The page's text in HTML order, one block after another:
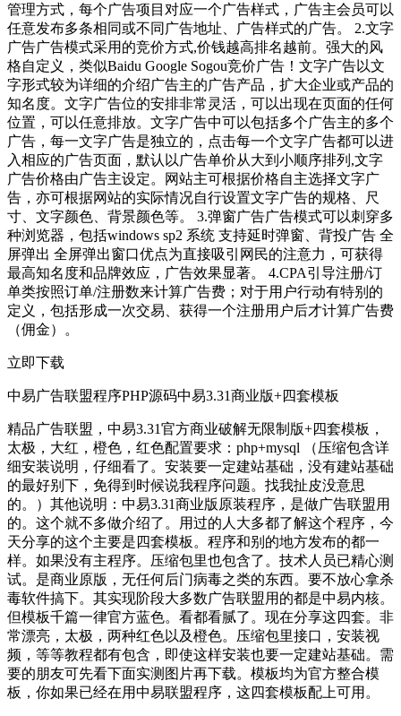
管理方式，每个广告项目对应一个广告样式，广告主会员可以
任意发布多条相同或不同广告地址、广告样式的广告。 2.文字
广告广告模式采用的竞价方式,价钱越高排名越前。强大的风
格自定义，类似Baidu Google Sogou竞价广告！文字广告以文
字形式较为详细的介绍广告主的广告产品，扩大企业或产品的
知名度。文字广告位的安排非常灵活，可以出现在页面的任何
位置，可以任意排放。文字广告中可以包括多个广告主的多个
广告，每一文字广告是独立的，点击每一个文字广告都可以进
入相应的广告页面，默认以广告单价从大到小顺序排列,文字
广告价格由广告主设定。网站主可根据价格自主选择文字广
告，亦可根据网站的实际情况自行设置文字广告的规格、尺
寸、文字颜色、背景颜色等。 3.弹窗广告广告模式可以刺穿多
种浏览器，包括windows sp2 系统 支持延时弹窗、背投广告 全
屏弹出 全屏弹出窗口优点为直接吸引网民的注意力，可获得
最高知名度和品牌效应，广告效果显著。 4.CPA引导注册/订
单类按照订单/注册数来计算广告费；对于用户行动有特别的
定义，包括形成一次交易、获得一个注册用户后才计算广告费
（佣金）。
立即下载
中易广告联盟程序PHP源码中易3.31商业版+四套模板
精品广告联盟，中易3.31官方商业破解无限制版+四套模板，
太极，大红，橙色，红色配置要求：php+mysql （压缩包含详
细安装说明，仔细看了。安装要一定建站基础，没有建站基础
的最好别下，免得到时候说我程序问题。找我扯皮没意思
的。）其他说明：中易3.31商业版原装程序，是做广告联盟用
的。这个就不多做介绍了。用过的人大多都了解这个程序，今
天分享的这个主要是四套模板。程序和别的地方发布的都一
样。如果没有主程序。压缩包里也包含了。技术人员已精心测
试。是商业原版，无任何后门病毒之类的东西。要不放心拿杀
毒软件搞下。其实现阶段大多数广告联盟用的都是中易内核。
但模板千篇一律官方蓝色。看都看腻了。现在分享这四套。非
常漂亮，太极，两种红色以及橙色。压缩包里接口，安装视
频，等等教程都有包含，即使这样安装也要一定建站基础。需
要的朋友可先看下面实测图片再下载。模板均为官方整合模
板，你如果已经在用中易联盟程序，这四套模板配上可用。